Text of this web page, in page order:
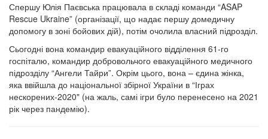
Спершу Юлія Паєвська працювала в складі команди “ASAP
Rescue Ukraine” (організації, що надає першу домедичну
допомогу в зоні бойових дій), потім очолила власний підрозділ.
Сьогодні вона командир евакуаційного відділення 61-го
госпіталю, командир добровольчого евакуаційного медичного
підрозділу “Ангели Тайри”. Окрім цього, вона – єдина жінка,
яка ввійшла до національної збірної України в “Іграх
нескорених-2020" (на жаль, самі ігри було перенесено на 2021
рік через пандемію).